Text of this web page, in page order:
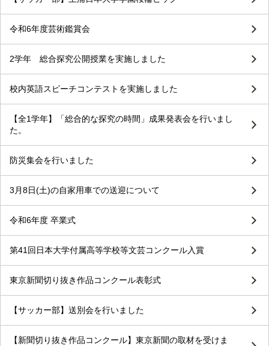
令和6年度芸術鑑賞会
2学年 総合探究公開授業を実施しました
校内英語スピーチコンテストを実施しました
【全1学年】「総合的な探究の時間」成果発表会を行いまし
た。
防災集会を行いました
3月8日(土)の自家用車での送迎について
令和6年度 卒業式
第41回日本大学付属高等学校等文芸コンクール入賞
東京新聞切り抜き作品コンクール表彰式
【サッカー部】送別会を行いました
【新聞切り抜き作品コンクール】東京新聞の取材を受けま